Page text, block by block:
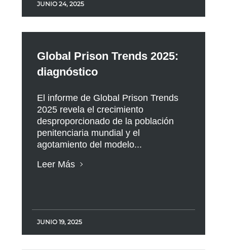
JUNIO 24, 2025
Global Prison Trends 2025:
diagnóstico
El informe de Global Prison Trends
2025 revela el crecimiento
desproporcionado de la población
penitenciaria mundial y el
agotamiento del modelo...
Leer Más
JUNIO 19, 2025